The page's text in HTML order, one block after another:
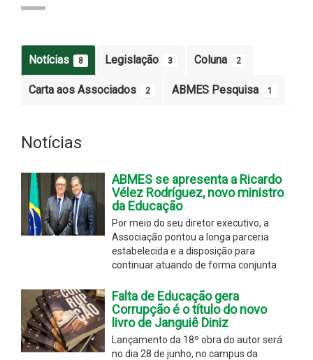
Notícias 8 Legislação 3 Coluna 2
Carta aos Associados 2 ABMES Pesquisa 1
Notícias
ABMES se apresenta a Ricardo
Vélez Rodríguez, novo ministro
da Educação
Por meio do seu diretor executivo, a
Associação pontou a longa parceria
estabelecida e a disposição para
continuar atuando de forma conjunta
Falta de Educação gera
Corrupção é o título do novo
livro de Janguiê Diniz
Lançamento da 18º obra do autor será
no dia 28 de junho, no campus da